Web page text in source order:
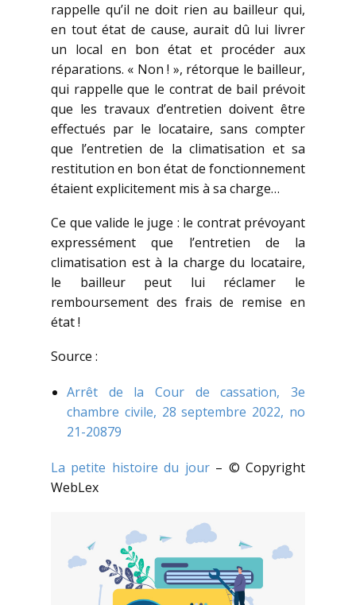
rappelle qu’il ne doit rien au bailleur qui,
en tout état de cause, aurait dû lui livrer
un local en bon état et procéder aux
réparations. « Non ! », rétorque le bailleur,
qui rappelle que le contrat de bail prévoit
que les travaux d’entretien doivent être
effectués par le locataire, sans compter
que l’entretien de la climatisation et sa
restitution en bon état de fonctionnement
étaient explicitement mis à sa charge…
Ce que valide le juge : le contrat prévoyant
expressément que l’entretien de la
climatisation est à la charge du locataire,
le bailleur peut lui réclamer le
remboursement des frais de remise en
état !
Source :
Arrêt de la Cour de cassation, 3e
chambre civile, 28 septembre 2022, no
21-20879
La petite histoire du jour– © Copyright
WebLex